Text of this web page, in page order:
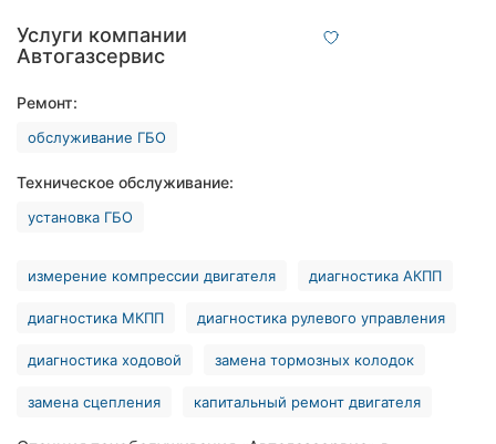
Тернополь
Хмельницкий
Днепр
Услуги компании
Автогазсервис
Ремонт:
обслуживание ГБО
Техническое обслуживание:
установка ГБО
измерение компрессии двигателя диагностика АКПП
диагностика МКПП диагностика рулевого управления
диагностика ходовой замена тормозных колодок
замена сцепления капитальный ремонт двигателя